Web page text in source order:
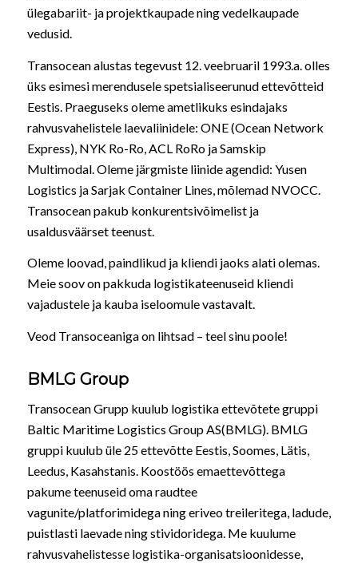
ülegabariit- ja projektkaupade ning vedelkaupade
vedusid.
Transocean alustas tegevust 12. veebruaril 1993.a. olles
üks esimesi merendusele spetsialiseerunud ettevõtteid
Eestis. Praeguseks oleme ametlikuks esindajaks
rahvusvahelistele laevaliinidele: ONE (Ocean Network
Express), NYK Ro-Ro, ACL RoRo ja Samskip
Multimodal. Oleme järgmiste liinide agendid: Yusen
Logistics ja Sarjak Container Lines, mõlemad NVOCC.
Transocean pakub konkurentsivõimelist ja
usaldusväärset teenust.
Oleme loovad, paindlikud ja kliendi jaoks alati olemas.
Meie soov on pakkuda logistikateenuseid kliendi
vajadustele ja kauba iseloomule vastavalt.
Veod Transoceaniga on lihtsad – teel sinu poole!
BMLG Group
Transocean Grupp kuulub logistika ettevõtete gruppi
Baltic Maritime Logistics Group AS(BMLG). BMLG
gruppi kuulub üle 25 ettevõtte Eestis, Soomes, Lätis,
Leedus, Kasahstanis. Koostöös emaettevõttega
pakume teenuseid oma raudtee
vagunite/platforimidega ning eriveo treileritega, ladude,
puistlasti laevade ning stividoridega. Me kuulume
rahvusvahelistesse logistika-organisatsioonidesse,